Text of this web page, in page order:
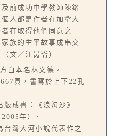
前成功中學教師陳銘
人都是作者在加拿大
在取得他們同意之
族的生平故事成串交
文／江昺崙）
白本名林文德。
頁，書寫於上下22孔
成書：《浪淘沙》
年）。
台灣大河小說代表作之